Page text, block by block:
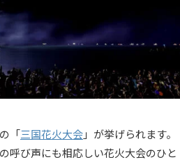
「三国花火大会」が挙げられます。
呼び声にも相応しい花火大会のひと